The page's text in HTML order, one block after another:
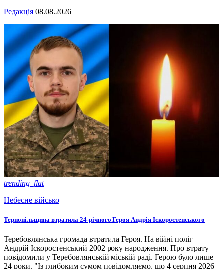
Редакція 08.08.2026
trending_flat
Небесне військо
Тернопільщина втратила 24-річного Героя Андрія Іскоростенського
Теребовлянська громада втратила Героя. На війні поліг
Андрій Іскоростенський 2002 року народження. Про втрату
повідомили у Теребовлянській міській раді. Герою було лише
24 роки. "Із глибоким сумом повідомляємо, що 4 серпня 2026